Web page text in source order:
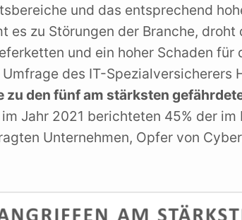
und das entsprechend
es zu Störungen der Branche, droht
und ein hoher Schaden für
des IT-Spezialversicherers
den fünf am stärksten
Jahr 2021 berichteten 45% der im
Unternehmen, Opfer von